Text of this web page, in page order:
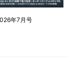
年7月号